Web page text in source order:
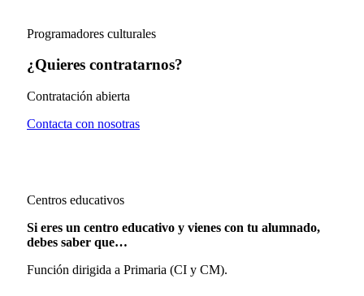
Programadores culturales
¿Quieres contratarnos?
Contratación abierta
Contacta con nosotras
Centros educativos
Si eres un centro educativo y vienes con tu alumnado,
debes saber que…
Función dirigida a Primaria (CI y CM).